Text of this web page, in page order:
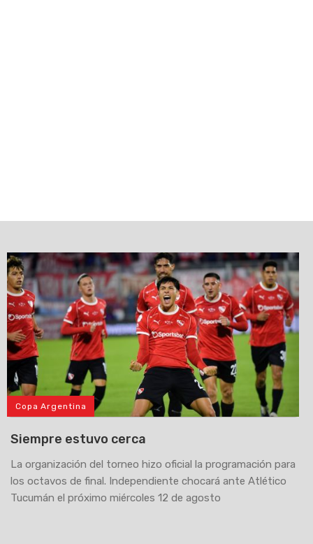
Copa Argentina
Siempre estuvo cerca
La organización del torneo hizo oficial la programación para
los octavos de final. Independiente chocará ante Atlético
Tucumán el próximo miércoles 12 de agosto